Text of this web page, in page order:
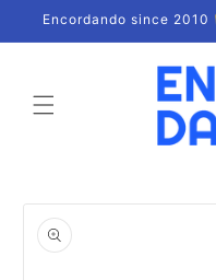
directamente
al contenido
Encordando since
directamente
información